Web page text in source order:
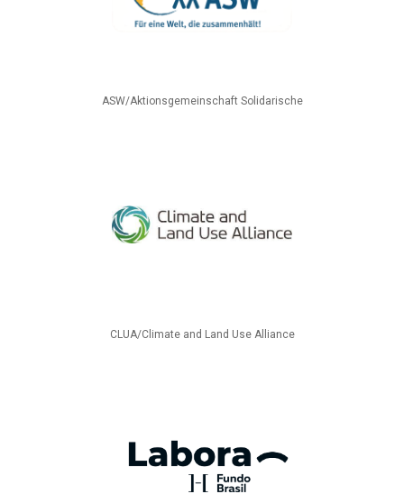
ASW/Aktionsgemeinschaft Solidarische
CLUA/Climate and Land Use Alliance